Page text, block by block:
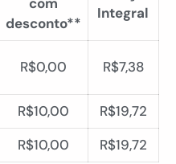
desconto**
Integral
R$0,00 R$7,38
R$10,00
R$19,72
R$10,00 R$19,72